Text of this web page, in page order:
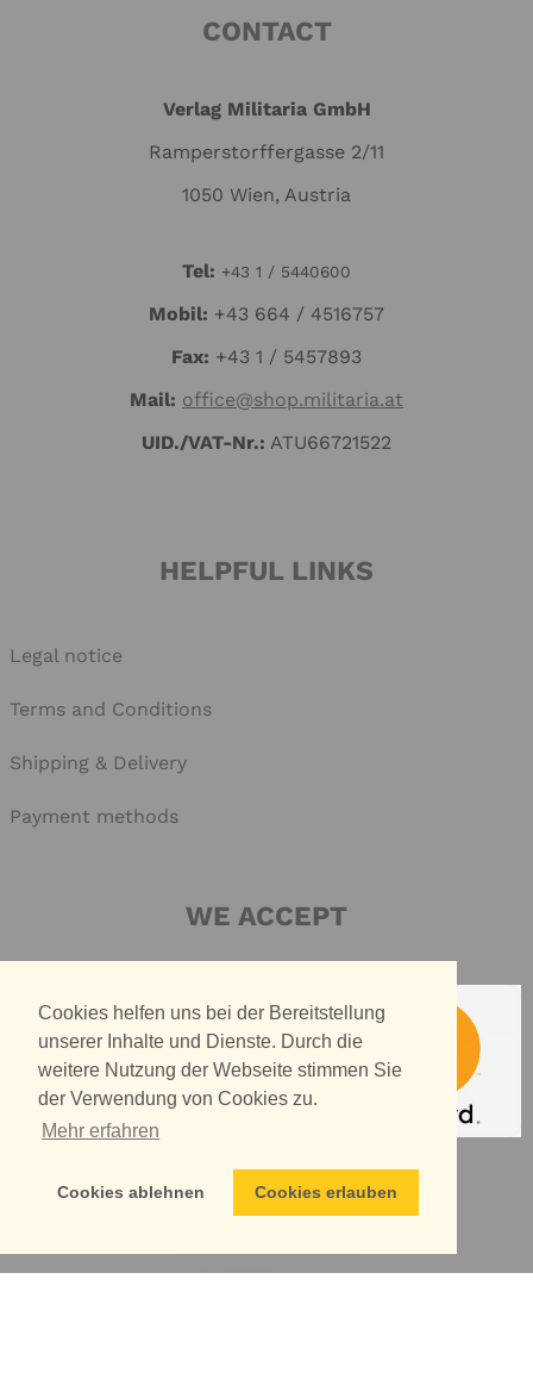
Cookies helfen uns bei der Bereitstellung
unserer Inhalte und Dienste. Durch die
weitere Nutzung der Webseite stimmen Sie
der Verwendung von Cookies zu.
Mehr erfahren
Cookies ablehnen Cookies erlauben
CONTACT
Verlag Militaria GmbH
Ramperstorffergasse 2/11
1050 Wien, Austria
Tel: +43 1 / 5440600
Mobil: +43 664 / 4516757
Fax: +43 1 / 5457893
Mail: office@shop.militaria.at
UID./VAT-Nr.: ATU66721522
HELPFUL LINKS
Legal notice
Terms and Conditions
Shipping & Delivery
Payment methods
WE ACCEPT
WE SHIP WITH